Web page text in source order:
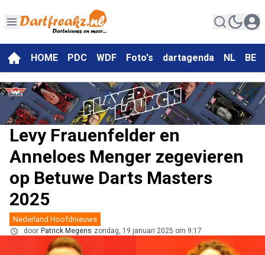
HOME PDC WDF Foto's dartagenda NL BE
Levy Frauenfelder en
Anneloes Menger zegevieren
op Betuwe Darts Masters
2025
Nederland Hoofdnieuws
door Patrick Megens zondag, 19 januari 2025 om 9:17